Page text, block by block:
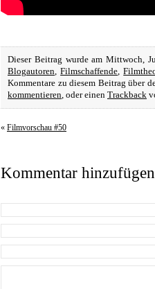
Dieser Beitrag wurde am Mittwoch,
Blogautoren,Filmschaffende,
Kommentare zu diesem Beitrag über
kommentieren, oder einen Trackback
« Filmvorschau #50
Kommentar hinzufügen